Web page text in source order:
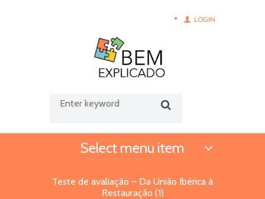
LOGIN
Select menu item
Teste de avaliação – Da União Ibérica à
Restauração (1)